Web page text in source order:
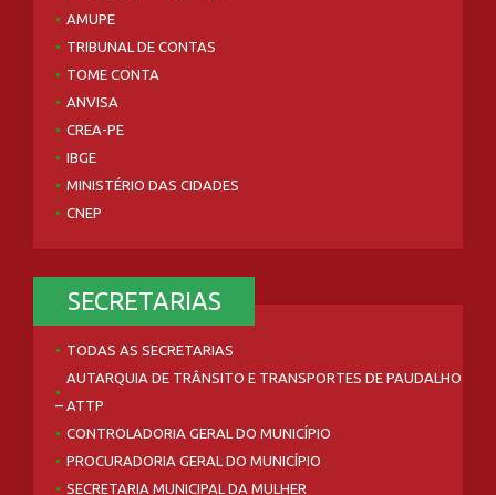
AMUPE
TRIBUNAL DE CONTAS
TOME CONTA
ANVISA
CREA-PE
IBGE
MINISTÉRIO DAS CIDADES
CNEP
SECRETARIAS
TODAS AS SECRETARIAS
AUTARQUIA DE TRÂNSITO E TRANSPORTES DE PAUDALHO
– ATTP
CONTROLADORIA GERAL DO MUNICÍPIO
PROCURADORIA GERAL DO MUNICÍPIO
SECRETARIA MUNICIPAL DA MULHER